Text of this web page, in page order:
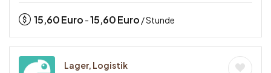
15,60Euro -15,60Euro / Stunde
Lager, Logistik